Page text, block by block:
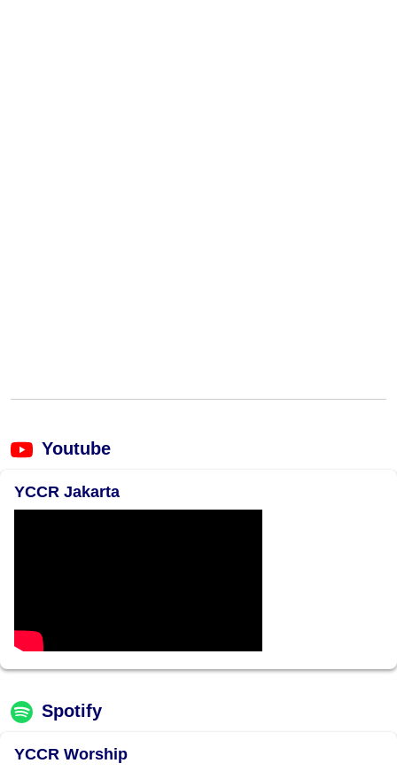
Youtube
YCCR Jakarta
Spotify
YCCR Worship